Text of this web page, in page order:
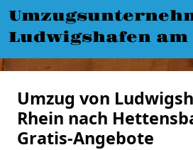
Ludwigshafen am
Umzug von
Rhein nach
Gratis-Angebote